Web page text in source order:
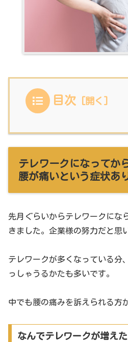
目次
テレワークになってか
腰が痛いという症状あ
先月ぐらいからテレワークにな
きました。企業様の努力だと思
テレワークが多くなっている分
っしゃうるかたも多いです。
中でも腰の痛みを訴えられる方
なんでテレワークが増え